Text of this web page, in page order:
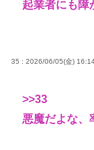
起業者にも障
35 : 2026/06/05(金)
>>33
悪魔だよな、